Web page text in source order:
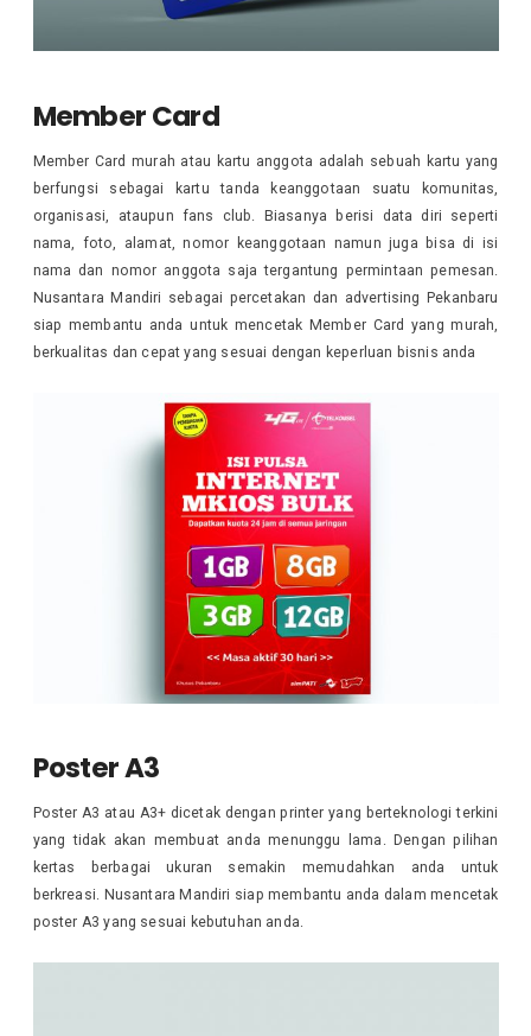
Member Card
Member Card murah atau kartu anggota adalah sebuah kartu yang
berfungsi sebagai kartu tanda keanggotaan suatu komunitas,
organisasi, ataupun fans club. Biasanya berisi data diri seperti
nama, foto, alamat, nomor keanggotaan namun juga bisa di isi
nama dan nomor anggota saja tergantung permintaan pemesan.
Nusantara Mandiri sebagai percetakan dan advertising Pekanbaru
siap membantu anda untuk mencetak Member Card yang murah,
berkualitas dan cepat yang sesuai dengan keperluan bisnis anda
Poster A3
Poster A3 atau A3+ dicetak dengan printer yang berteknologi terkini
yang tidak akan membuat anda menunggu lama. Dengan pilihan
kertas berbagai ukuran semakin memudahkan anda untuk
berkreasi. Nusantara Mandiri siap membantu anda dalam mencetak
poster A3 yang sesuai kebutuhan anda.